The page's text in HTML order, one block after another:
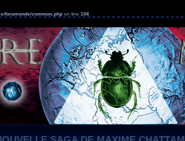
forumonde/common.php on line 106